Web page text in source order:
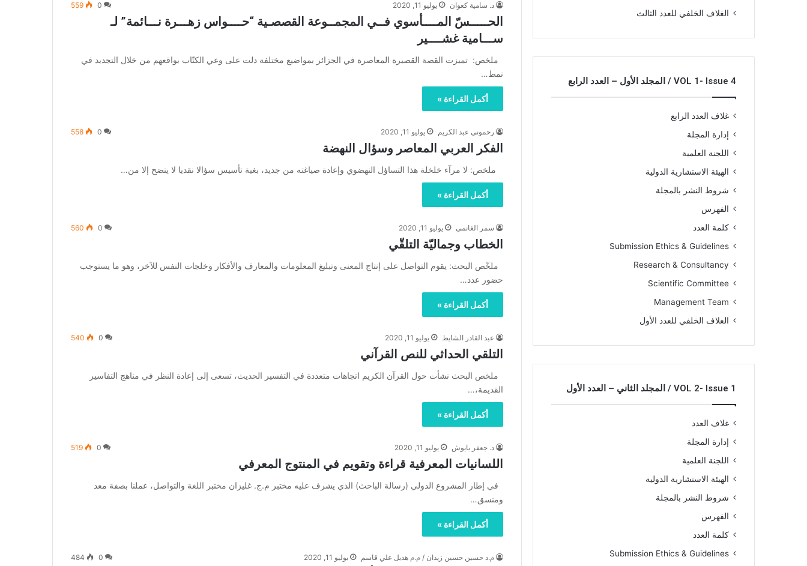
د. سامية كعوان يوليو 11, 2020 0
559
الحـــــسّ المــــأسوي فــي المجمــوعة القصصـية “حــــواس زهـــرة نـــائمة” لـ
ســـامية غشــــير
ملخص: تميزت القصة القصيرة المعاصرة في الجزائر بمواضيع مختلفة دلت على وعي الكتّاب بواقعهم من خلال التجديد في
نمط…
أكمل القراءة »
رحموني عبد الكريم يوليو 11, 2020 0
558
الفكر العربي المعاصر وسؤال النهضة
ملخص: لا مرآء خلخلة هذا التساؤل النهضوي وإعادة صياغته من جديد، بغية تأسيس سؤالا نقديا لا يتضح إلا من…
أكمل القراءة »
سمر الغانمي يوليو 11, 2020 0
560
الخطاب وجماليّة التلقّي
ملخّص البحث: يقوم التواصل على إنتاج المعنى وتبليغ المعلومات والمعارف والأفكار وخلجات النفس للآخر، وهو ما يستوجب
حضور عدد…
أكمل القراءة »
عبد القادر الشايط يوليو 11, 2020 0
540
التلقي الحداثي للنص القرآني
ملخص البحث نشأت حول القرآن الكريم اتجاهات متعددة في التفسير الحديث، تسعى إلى إعادة النظر في مناهج التفاسير
القديمة،…
أكمل القراءة »
د. جعفر يايوش يوليو 11, 2020 0
519
اللسانيات المعرفية قراءة وتقويم في المنتوج المعرفي
في إطار المشروع الدولي (رسالة الباحث) الذي يشرف عليه مختبر م.ج. غليزان مختبر اللغة والتواصل، عملنا بصفة معد
ومنسق…
أكمل القراءة »
م.د حسين حسين زيدان / م.م هديل علي قاسم يوليو 11, 2020 0
484
الغلاف الخلفي للعدد الثالث
VOL 1- Issue 4 / المجلد الأول – العدد الرابع
غلاف العدد الرابع
إدارة المجلة
اللجنة العلمية
الهيئة الاستشارية الدولية
شروط النشر بالمجلة
الفهرس
كلمة العدد
Submission Ethics & Guidelines
Research & Consultancy
Scientific Committee
Management Team
الغلاف الخلفي للعدد الأول
VOL 2- Issue 1 / المجلد الثاني – العدد الأول
غلاف العدد
إدارة المجلة
اللجنة العلمية
الهيئة الاستشارية الدولية
شروط النشر بالمجلة
الفهرس
كلمة العدد
Submission Ethics & Guidelines